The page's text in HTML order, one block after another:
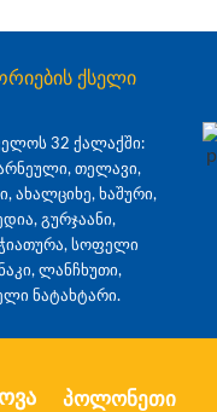
ქსელი
32 ქალაქში:
თელავი,
ახალციხე, ხაშური,
გურჯაანი,
სოფელი
ლანჩხუთი,
ნატახტარი.
პოლონეთი